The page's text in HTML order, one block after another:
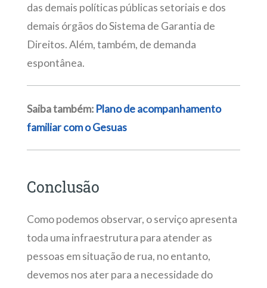
das demais políticas públicas setoriais e dos
demais órgãos do Sistema de Garantia de
Direitos. Além, também, de demanda
espontânea.
Saiba também: Plano de acompanhamento
familiar com o Gesuas
Conclusão
Como podemos observar, o serviço apresenta
toda uma infraestrutura para atender as
pessoas em situação de rua, no entanto,
devemos nos ater para a necessidade do